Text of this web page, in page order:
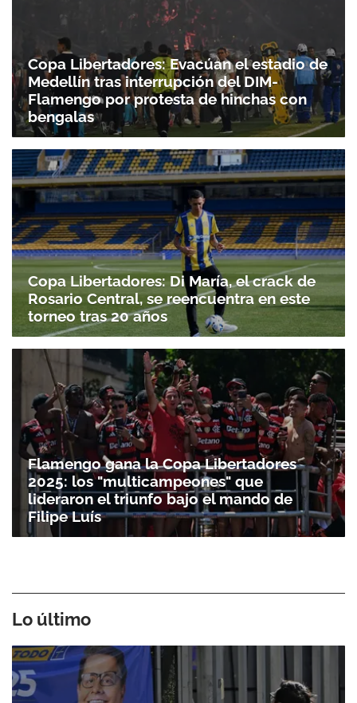
Copa Libertadores: Evacúan el estadio de
Medellín tras interrupción del DIM-
Flamengo por protesta de hinchas con
bengalas
Copa Libertadores: Di María, el crack de
Rosario Central, se reencuentra en este
torneo tras 20 años
Flamengo gana la Copa Libertadores
2025: los "multicampeones" que
lideraron el triunfo bajo el mando de
Filipe Luís
Lo último